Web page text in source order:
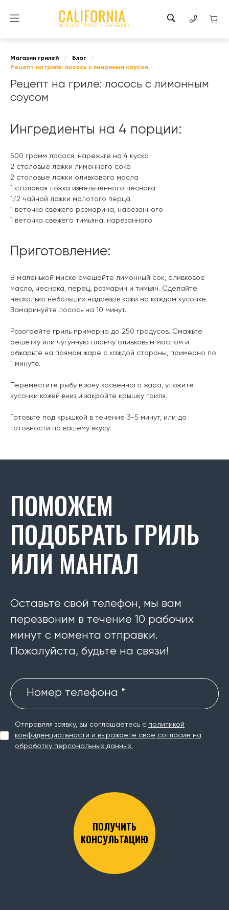
ВСЕ ДЛЯ ГРИЛЯ И БАРБЕКЮ
Магазин грилей / Блог
/
Рецепт на гриле: лосось с лимонным соусом
Рецепт на гриле: лосось с лимонным
соусом
Ингредиенты на 4 порции:
500 грамм лосося, нарежьте на 4 куска
2 столовые ложки лимонного сока
2 столовые ложки оливкового масла
1 столовая ложка измельченного чеснока
1/2 чайной ложки молотого перца
1 веточка свежего розмарина, нарезанного
1 веточка свежего тимьяна, нарезанного
Приготовление:
В маленькой миске смешайте лимонный сок, оливковое
масло, чеснока, перец, розмарин и тимьян. Сделайте
несколько небольших надрезов кожи на каждом кусочке.
Замаринуйте лосось на 10 минут.
Разогрейте гриль примерно до 250 градусов. Смажьте
решетку или чугунную планчу оливковым маслом и
обжарьте на прямом жаре с каждой стороны, примерно по
1 минуте.
Переместите рыбу в зону косвенного жара, уложите
кусочки кожей вниз и закройте крышку гриля.
Готовьте под крышкой в течение 3-5 минут, или до
готовности по вашему вкусу.
ПОМОЖЕМ
ПОДОБРАТЬ ГРИЛЬ
ИЛИ МАНГАЛ
Оставьте свой телефон, мы вам
перезвоним в течение 10 рабочих
минут с момента отправки.
Пожалуйста, будьте на связи!
Номер телефона *
Отправляя заявку, вы соглашаетесь с политикой
конфиденциальности и выражаете свое согласие на
обработку персональных данных.
ПОЛУЧИТЬ
КОНСУЛЬТАЦИЮ